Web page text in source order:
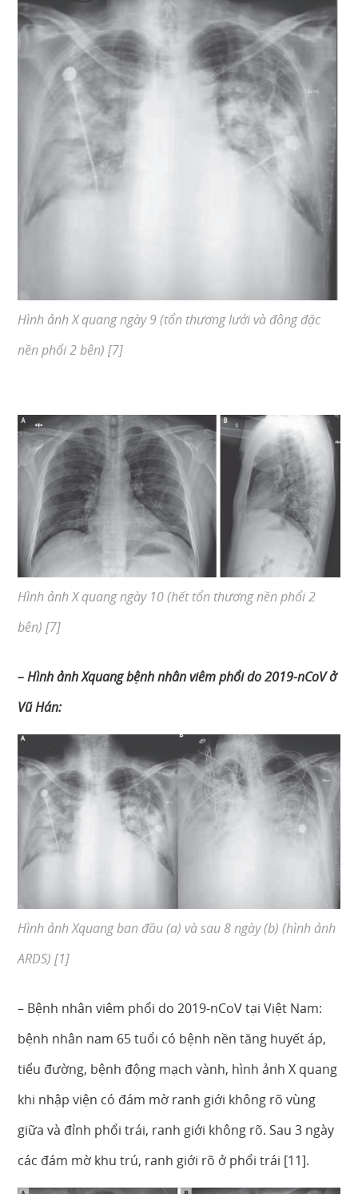
Hình ảnh X quang ngày 9 (tổn thương lưới và đông đặc
nền phổi 2 bên) [7]
Hình ảnh X quang ngày 10 (hết tổn thương nền phổi 2
bên) [7]
– Hình ảnh Xquang bệnh nhân viêm phổi do 2019-nCoV ở
Vũ Hán:
Hình ảnh Xquang ban đầu (a) và sau 8 ngày (b) (hình ảnh
ARDS) [1]
– Bệnh nhân viêm phổi do 2019-nCoV tại Việt Nam:
bệnh nhân nam 65 tuổi có bệnh nền tăng huyết áp,
tiểu đường, bệnh động mạch vành, hình ảnh X quang
khi nhập viện có đám mờ ranh giới không rõ vùng
giữa và đỉnh phổi trái, ranh giới không rõ. Sau 3 ngày
các đám mờ khu trú, ranh giới rõ ở phổi trái [11].